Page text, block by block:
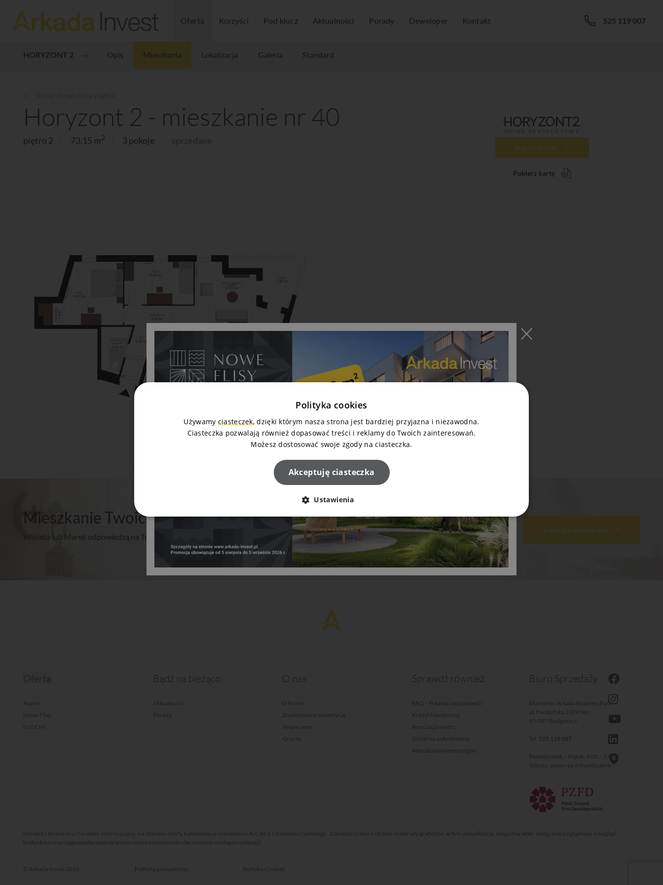
Oferta Korzyści Pod klucz Aktualności Porady Deweloper Kontakt 525 119 007
HORYZONT 2 Opis Mieszkania Lokalizacja Galeria Standard
Horyzont 2 - mieszkanie nr 40
piętro 2 73,15 m2 3 pokoje
Napisz do nas
Pobierz kartę
Mieszkanie Twoich marzeń? Napisz do nas!
Wioleta lub Marek odpowiedzą na Twoje pytania
Zapytaj o mieszkanie
Oferta
Aspire
Nowe Flisy
forDOM
Bądź na bieżąco
Aktualności
Porady
O nas
O firmie
Zrealizowane Inwestycje
Wspieramy
Grunty
Sprawdź również
FAQ – Pytania i odpowiedzi
Kredyt hipoteczny
Aranżacja wnętrz
Zniżki na wykończenie
Mieszkania inwestycyjne
Biuro Sprzedaży
Biurowiec Arkada Business Park
ul. Fordońska 2 (Parter)
85-085 Bydgoszcz
Tel. 525 119 007
Poniedziałek – Piątek: 9:00 – 17:00
Sobota: umów się indywidualnie
Niniejsza strona ma charakter informacyjny, nie stanowi oferty handlowej w rozumieniu Art. 66 § 1 Kodeksu Cywilnego. Zamieszczone na stronie materiały graficzne, w tym wizualizacje, mają charakter wyłącznie poglądowy, a wygląd
budynków oraz zagospodarowanie terenu może nieznacznie ulec zmianie na etapie realizacji
© Arkada Invest 2026 Polityka prywatności Polityka Cookies
Polityka cookies
Używamy ciasteczek, dzięki którym nasza strona jest bardziej przyjazna i niezawodna.
Ciasteczka pozwalają również dopasować treści i reklamy do Twoich zainteresowań.
Możesz dostosować swoje zgody na ciasteczka.
Akceptuję ciasteczka
Ustawienia